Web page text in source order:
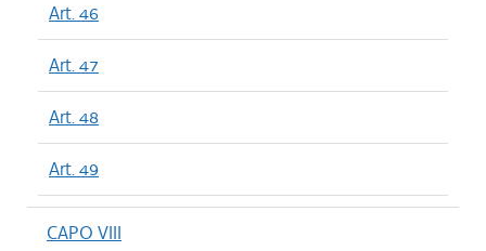
Art. 46
Art. 47
Art. 48
Art. 49
CAPO VIII